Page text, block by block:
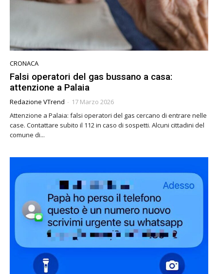
CRONACA
Falsi operatori del gas bussano a casa:
attenzione a Palaia
Redazione VTrend - 17 Marzo 2026
Attenzione a Palaia: falsi operatori del gas cercano di entrare nelle
case. Contattare subito il 112 in caso di sospetti. Alcuni cittadini del
comune di...